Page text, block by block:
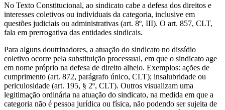
No Texto Constitucional, ao sindicato cabe a defesa dos direitos e
interesses coletivos ou individuais da categoria, inclusive em
questões judiciais ou administrativas (art. 8º, III). O art. 857, CLT,
fala em prerrogativa das entidades sindicais.
Para alguns doutrinadores, a atuação do sindicato no dissídio
coletivo ocorre pela substituição processual, em que o sindicato age
em nome próprio na defesa de direito alheio. Exemplos: ações de
cumprimento (art. 872, parágrafo único, CLT); insalubridade ou
periculosidade (art. 195, § 2º, CLT). Outros visualizam uma
legitimação ordinária na atuação do sindicato, na medida em que a
categoria não é pessoa jurídica ou física, não podendo ser sujeita de